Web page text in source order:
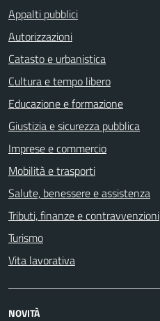
Appalti pubblici
Autorizzazioni
Catasto e urbanistica
Cultura e tempo libero
Educazione e formazione
Giustizia e sicurezza pubblica
Imprese e commercio
Mobilità e trasporti
Salute, benessere e assistenza
Tributi, finanze e contravvenzioni
Turismo
Vita lavorativa
NOVITÀ